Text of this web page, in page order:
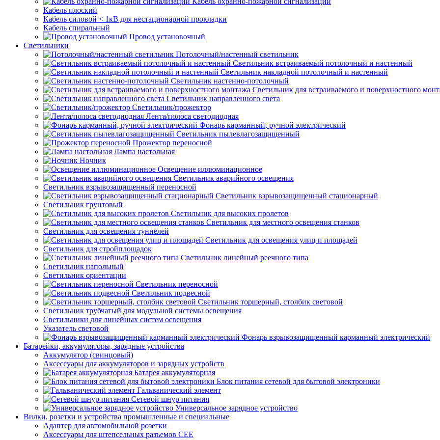
Кабель плоский
Кабель силовой < 1кВ для нестационарной прокладки
Кабель спиральный
Провод установочный
Светильники
Потолочный/настенный светильник
Светильник встраиваемый потолочный и настенный
Светильник накладной потолочный и настенный
Светильник настенно-потолочный
Светильник для встраиваемого и поверхностного
Светильник направленного света
Светильник/прожектор
Лента/полоса светодиодная
Фонарь карманный, ручной электрический
Светильник пылевлагозащищенный
Прожектор переносной
Лампа настольная
Ночник
Освещение иллюминационное
Светильник аварийного освещения
Светильник взрывозащищенный переносной
Светильник взрывозащищенный стационарный
Светильник грунтовый
Светильник для высоких пролетов
Светильник для местного освещения станков
Светильник для освещения туннелей
Светильник для освещения улиц и площадей
Светильник для стройплощадок
Светильник линейный реечного типа
Светильник напольный
Светильник ориентации
Светильник переносной
Светильник подвесной
Светильник торшерный, столбик световой
Светильник трубчатый для модульной системы освещения
Светильники для линейных систем освещения
Указатель световой
Фонарь взрывозащищенный карманный электрический
Батарейки, аккумуляторы, зарядные устройства
Аккумулятор (свинцовый)
Аксессуары для аккумуляторов и зарядных устройств
Батарея аккумуляторная
Блок питания сетевой для бытовой электроники
Гальванический элемент
Сетевой шнур питания
Универсальное зарядное устройство
Вилки, розетки и устройства промышленные и специальные
Адаптер для автомобильной розетки
Аксессуары для штепсельных разъемов CEE